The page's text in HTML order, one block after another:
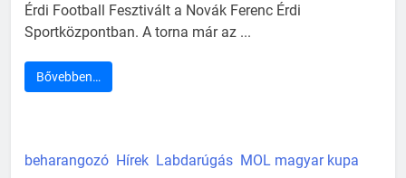
Érdi Football Fesztivált a Novák Ferenc Érdi
Sportközpontban. A torna már az ...
Bővebben…
beharangozó Hírek Labdarúgás MOL magyar kupa